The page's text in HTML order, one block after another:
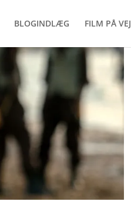
BLOGINDLÆG FILM PÅ VEJ